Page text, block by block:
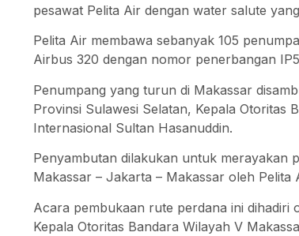
pesawat Pelita Air dengan water salute
Pelita Air membawa sebanyak 105
Airbus 320 dengan nomor penerbangan
Penumpang yang turun di Makassar
Provinsi Sulawesi Selatan, Kepala Otoritas
Internasional Sultan Hasanuddin.
Penyambutan dilakukan untuk merayakan
Makassar – Jakarta – Makassar oleh Pelita
Acara pembukaan rute perdana ini dihadiri
Kepala Otoritas Bandara Wilayah V